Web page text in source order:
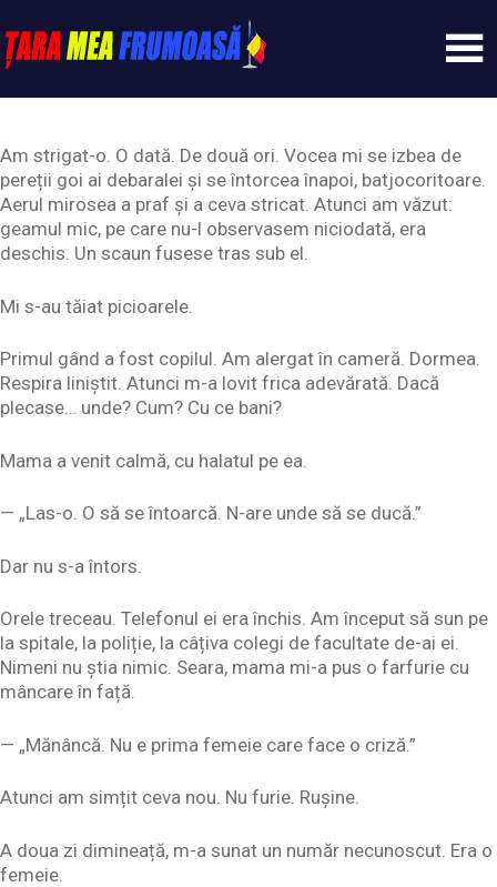
to
content
Tarameafrumoasa
Am strigat-o. O dată. De două ori. Vocea mi se izbea de
pereții goi ai debaralei și se întorcea înapoi, batjocoritoare.
Aerul mirosea a praf și a ceva stricat. Atunci am văzut:
geamul mic, pe care nu-l observasem niciodată, era
deschis. Un scaun fusese tras sub el.
Mi s-au tăiat picioarele.
Primul gând a fost copilul. Am alergat în cameră. Dormea.
Respira liniștit. Atunci m-a lovit frica adevărată. Dacă
plecase… unde? Cum? Cu ce bani?
Mama a venit calmă, cu halatul pe ea.
— „Las-o. O să se întoarcă. N-are unde să se ducă.”
Dar nu s-a întors.
Orele treceau. Telefonul ei era închis. Am început să sun pe
la spitale, la poliție, la câțiva colegi de facultate de-ai ei.
Nimeni nu știa nimic. Seara, mama mi-a pus o farfurie cu
mâncare în față.
— „Mănâncă. Nu e prima femeie care face o criză.”
Atunci am simțit ceva nou. Nu furie. Rușine.
A doua zi dimineață, m-a sunat un număr necunoscut. Era o
femeie.